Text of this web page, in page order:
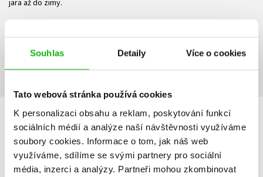
Souhlas Detaily Více o cookies
Tato webová stránka používá cookies
K personalizaci obsahu a reklam, poskytování funkcí
sociálních médií a analýze naší návštěvnosti využíváme
soubory cookies. Informace o tom, jak náš web
využíváme, sdílíme se svými partnery pro sociální
média, inzerci a analýzy. Partneři mohou zkombinovat
jara až do zimy.
Ukázka.pdf
HODNOCENÍ ČTENÁŘŮ
V současné době nejsou vytvořena žádná uživatelská hodnocení.